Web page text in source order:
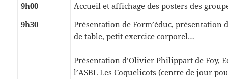
9h00
Accueil et affichage des posters des
9h30
Présentation de Form’éduc,
de table, petit exercice corporel…
Présentation d’Olivier Philippart de Foy,
l’ASBL Les Coquelicots (centre de jour